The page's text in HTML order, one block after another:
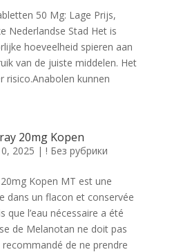
50 Mg: Lage Prijs,
Nederlandse Stad Het is
hoeveelheid spieren aan
van de juiste middelen. Het
risico.Anabolen kunnen
20mg Kopen
2025 | ! Без рубрики
Kopen MT est une
dans un flacon et conservée
que l’eau nécessaire a été
de Melanotan ne doit pas
de ne prendre